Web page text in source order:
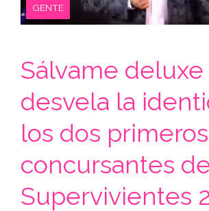
GENTE
Sálvame deluxe
desvela la
los dos primeros
concursantes
Supervivientes